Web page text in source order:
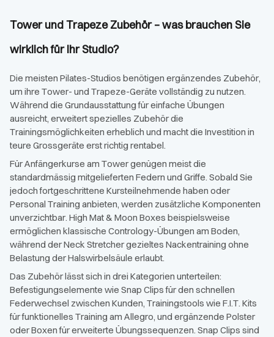
Tower und Trapeze Zubehör – was brauchen Sie
wirklich für Ihr Studio?
Die meisten Pilates-Studios benötigen ergänzendes Zubehör,
um ihre Tower- und Trapeze-Geräte vollständig zu nutzen.
Während die Grundausstattung für einfache Übungen
ausreicht, erweitert spezielles Zubehör die
Trainingsmöglichkeiten erheblich und macht die Investition in
teure Grossgeräte erst richtig rentabel.
Für Anfängerkurse am Tower genügen meist die
standardmässig mitgelieferten Federn und Griffe. Sobald Sie
jedoch fortgeschrittene Kursteilnehmende haben oder
Personal Training anbieten, werden zusätzliche Komponenten
unverzichtbar. High Mat & Moon Boxes beispielsweise
ermöglichen klassische Contrology-Übungen am Boden,
während der Neck Stretcher gezieltes Nackentraining ohne
Belastung der Halswirbelsäule erlaubt.
Das Zubehör lässt sich in drei Kategorien unterteilen:
Befestigungselemente wie Snap Clips für den schnellen
Federwechsel zwischen Kunden, Trainingstools wie F.I.T. Kits
für funktionelles Training am Allegro, und ergänzende Polster
oder Boxen für erweiterte Übungssequenzen. Snap Clips sind